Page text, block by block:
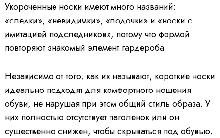
Укороченные носки имеют много названий:
«следки», «невидимки», «лодочки» и «носки с
имитацией подследников», потому что формой
повторяют знакомый элемент гардероба.
Независимо от того, как их называют, короткие носки
идеально подходят для комфортного ношения
обуви, не нарушая при этом общий стиль образа. У
них полностью отсутствует паголенок или он
существенно снижен, чтобыскрываться под обувью.